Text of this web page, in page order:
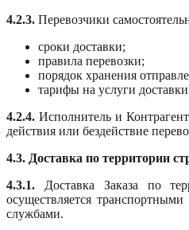
4.2.3. Перевозчики
сроки доставки;
правила перевозки;
порядок хранения
тарифы на услуги
4.2.4. Исполнитель и
действия или бездействие
4.3. Доставка по территории
4.3.1. Доставка Заказа по
осуществляется
службами.